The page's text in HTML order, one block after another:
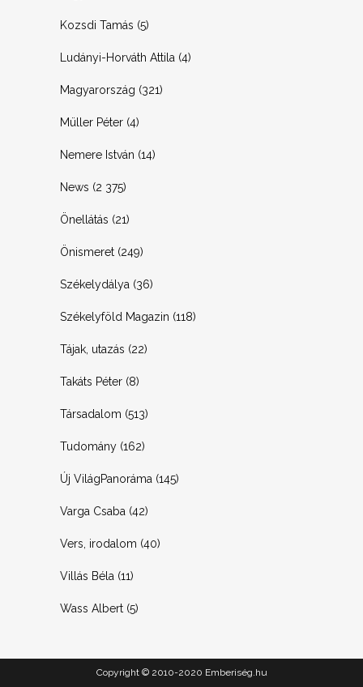
Kozsdi Tamás (5)
Ludányi-Horváth Attila (4)
Magyarország (321)
Müller Péter (4)
Nemere István (14)
News (2 375)
Önellátás (21)
Önismeret (249)
Székelydálya (36)
Székelyföld Magazin (118)
Tájak, utazás (22)
Takáts Péter (8)
Társadalom (513)
Tudomány (162)
Új VilágPanoráma (145)
Varga Csaba (42)
Vers, irodalom (40)
Villás Béla (11)
Wass Albert (5)
Copyright © 2010-2020 Emberiség.hu